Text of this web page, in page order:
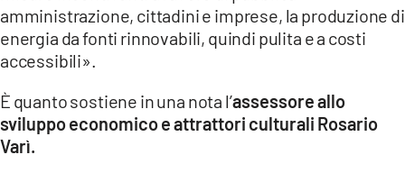
LACITYMAG.IT
COSENZACHANNEL.IT
ILVIBONESE.IT
amministrazione, cittadini e imprese, la produzione di
energia da fonti rinnovabili, quindi pulita e a costi
accessibili».
È quanto sostiene in una nota l’assessore allo
sviluppo economico e attrattori culturali Rosario
Varì.